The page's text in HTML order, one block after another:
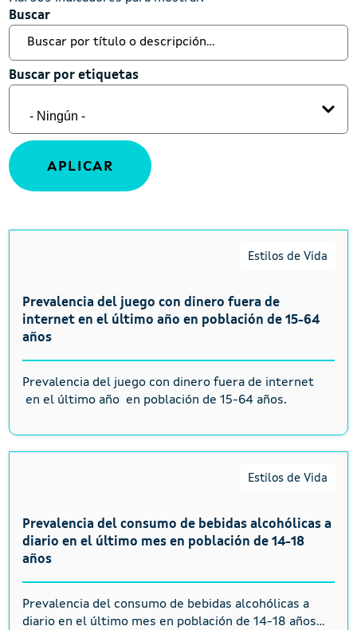
Buscar
Buscar
Buscar por etiquetas
Buscar por etiquetas
Estilos de Vida
Prevalencia del juego con dinero fuera de
internet en el último año en población de 15-64
años
Prevalencia del juego con dinero fuera de internet
en el último año en población de 15-64 años.
Estilos de Vida
Prevalencia del consumo de bebidas alcohólicas a
diario en el último mes en población de 14-18
años
Prevalencia del consumo de bebidas alcohólicas a
diario en el último mes en población de 14-18 años...